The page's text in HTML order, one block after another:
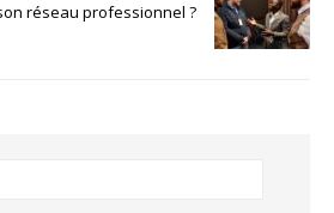
réseau professionnel ?